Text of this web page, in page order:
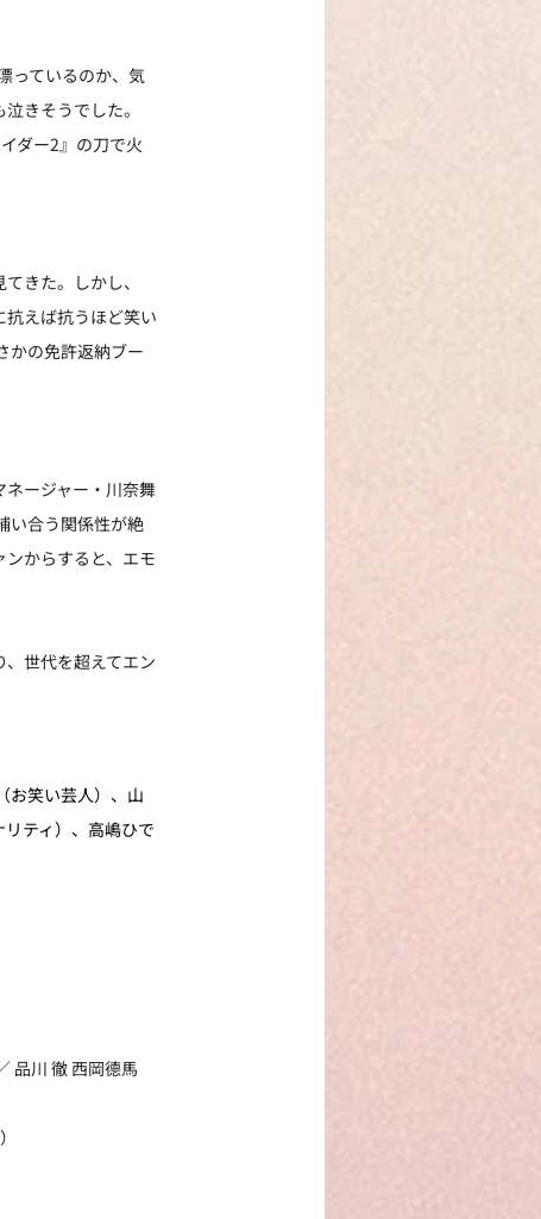
っているのか、気
きそうでした。
ダー2』の刀で火
きた。しかし、
えば抗うほど笑い
かの免許返納ブー
ネージャー・川奈舞
い合う関係性が絶
からすると、エモ
世代を超えてエン
お笑い芸人）、山
ティ）、高嶋ひで
品川 徹 ⻄岡德⾺